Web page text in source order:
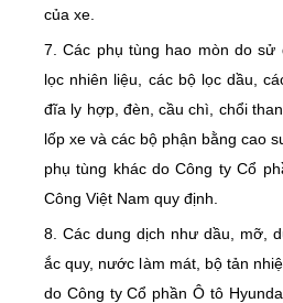
của xe.
7. Các phụ tùng hao mòn do sử
lọc nhiên liệu, các bộ lọc dầu,
đĩa ly hợp, đèn, cầu chì, chổi
lốp xe và các bộ phận bằng cao
phụ tùng khác do Công ty Cổ
Công Việt Nam quy định.
8. Các dung dịch như dầu, mỡ,
ắc quy, nước làm mát, bộ tản
do Công ty Cổ phần Ô tô